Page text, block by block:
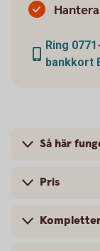
Ring
bankkort
Så här
Pris